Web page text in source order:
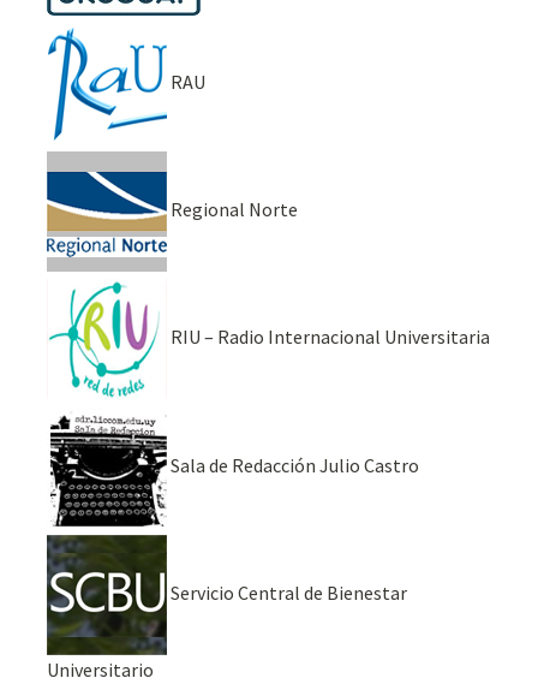
RAU
Regional Norte
RIU – Radio Internacional Universitaria
Sala de Redacción Julio Castro
Servicio Central de Bienestar
Universitario